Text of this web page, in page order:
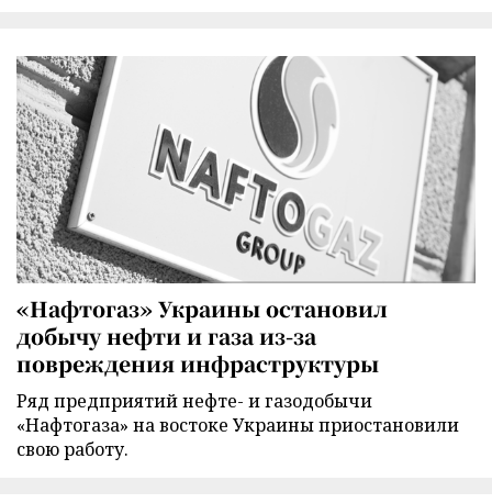
«Нафтогаз» Украины остановил
добычу нефти и газа из-за
повреждения инфраструктуры
Ряд предприятий нефте- и газодобычи
«Нафтогаза» на востоке Украины приостановили
свою работу.